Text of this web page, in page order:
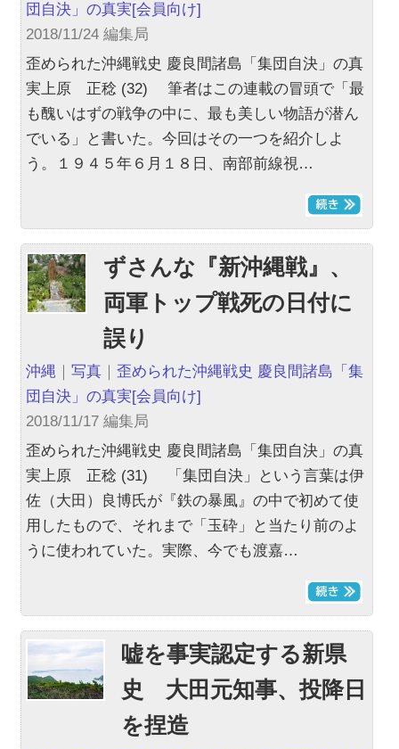
団自決」の真実[会員向け]
2018/11/24 編集局
歪められた沖縄戦史 慶良間諸島「集団自決」の真
実上原 正稔 (32) 筆者はこの連載の冒頭で「最
も醜いはずの戦争の中に、最も美しい物語が潜ん
でいる」と書いた。今回はその一つを紹介しよ
う。１９４５年６月１８日、南部前線視…
ずさんな『新沖縄戦』、
両軍トップ戦死の日付に
誤り
沖縄 ｜写真 ｜歪められた沖縄戦史 慶良間諸島「集
団自決」の真実[会員向け]
2018/11/17 編集局
歪められた沖縄戦史 慶良間諸島「集団自決」の真
実上原 正稔 (31) 「集団自決」という言葉は伊
佐（大田）良博氏が『鉄の暴風』の中で初めて使
用したもので、それまで「玉砕」と当たり前のよ
うに使われていた。実際、今でも渡嘉…
嘘を事実認定する新県
史 大田元知事、投降日
を捏造